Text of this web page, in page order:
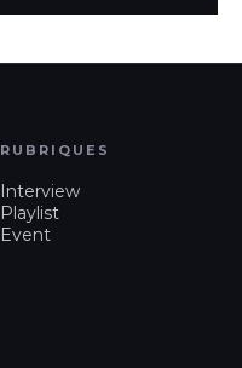
RUBRIQUES
Interview
Playlist
Event